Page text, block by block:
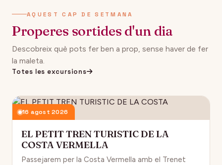
AQUEST CAP DE SETMANA
Properes sortides d'un dia
Descobreix què pots fer ben a prop, sense haver de fer
la maleta.
Totes les excursions
16 agost 2026
EL PETIT TREN TURISTIC DE LA
COSTA VERMELLA
Passejarem per la Costa Vermella amb el Trenet